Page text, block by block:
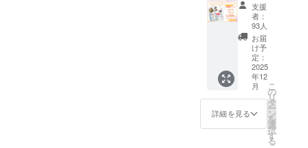
0cm×1
3.7cm
・材
質、素
材：
紙、
PVE、
プラ
ランプ
＆うサ
ンタさ
んセッ
ト お礼
のメッ
セージ
【うさ
ぎトラ
ンプの
仕様】
・ジャ
支援
者：
93人
お届
け予
定：
2025
年12
月
詳細を見る
こ
の
リ
タ
ー
ン
を
選
択
す
る